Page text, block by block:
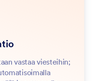
vastaa viesteihin;